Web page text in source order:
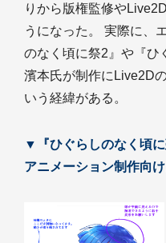
りから版権監修や
うになった。 実際に、
のなく頃に祭2』や『ひ
濱本氏が制作にLive2D
いう経緯がある。
▼『ひぐらしのなく頃に
アニメーション制作向